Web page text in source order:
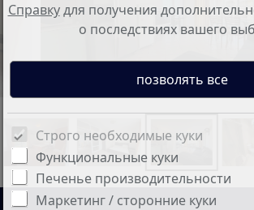
photo 6 2025-10-30 13-29-53
Справкудля получения
о последствиях вашего
Строго необходимые куки
Функциональные куки
Печенье производительности
Маркетинг / сторонние куки